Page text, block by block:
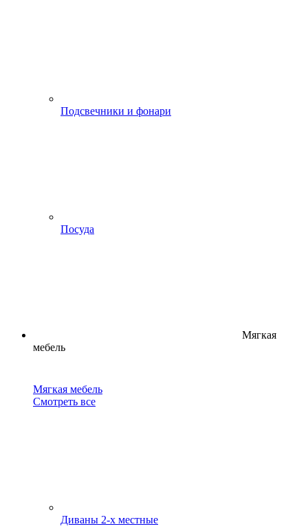
Подсвечники и фонари
Посуда
Мягкая
мебель
Мягкая мебель
Смотреть все
Диваны 2-х местные